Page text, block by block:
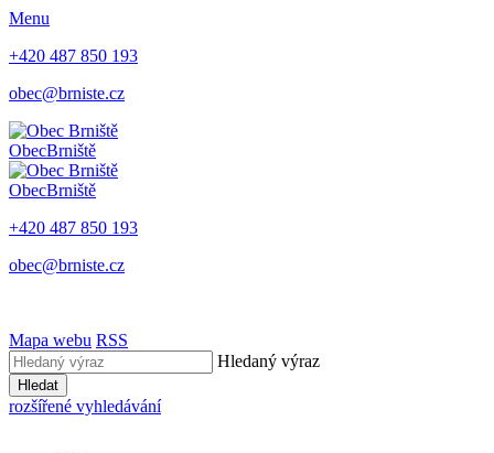
Menu
+420 487 850 193
obec@brniste.cz
ObecBrniště
ObecBrniště
+420 487 850 193
obec@brniste.cz
Mapa webu RSS
Hledaný výraz
Hledat
rozšířené vyhledávání